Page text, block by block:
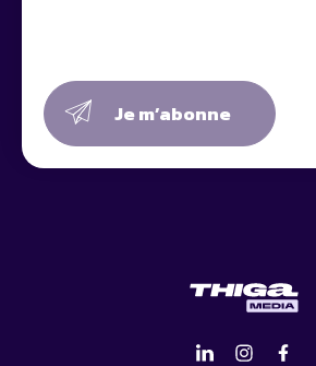
Je m’abonne